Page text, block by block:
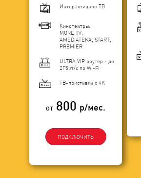
Интерактивное ТВ
Кинотеатры:
MORE.TV,
AMEDIATEKA, START,
PREMIER
ULTRA VIP роутер - до
2Гбит/c по Wi-Fi
ТВ-приставка с 4K
от 800 р/мес.
ПОДКЛЮЧИТЬ